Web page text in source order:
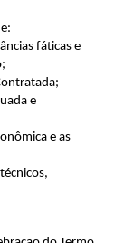
fáticas e
e
e as